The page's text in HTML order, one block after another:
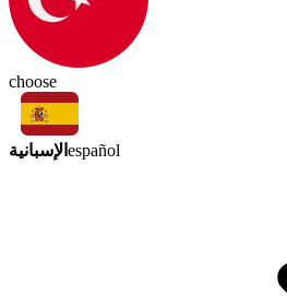
choose
الإسبانية español